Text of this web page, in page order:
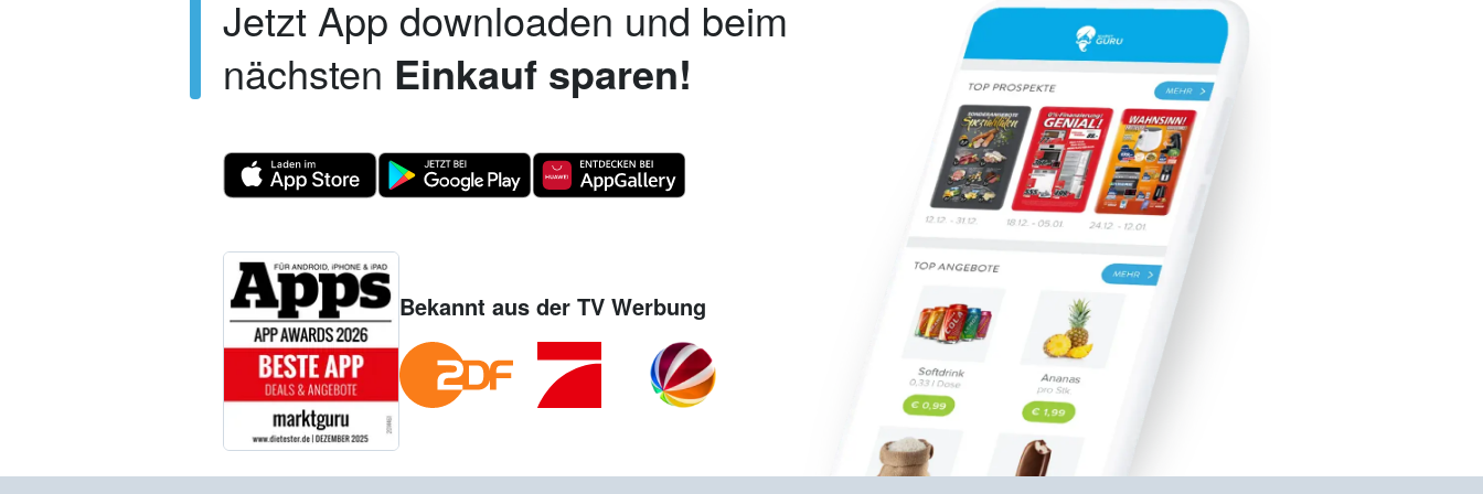
Jetzt App downloaden und beim
nächsten Einkauf sparen!
Bekannt aus der TV Werbung